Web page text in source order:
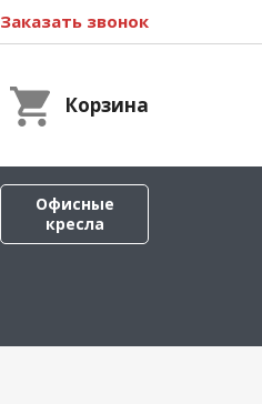
Заказать звонок
Корзина
Офисные
кресла